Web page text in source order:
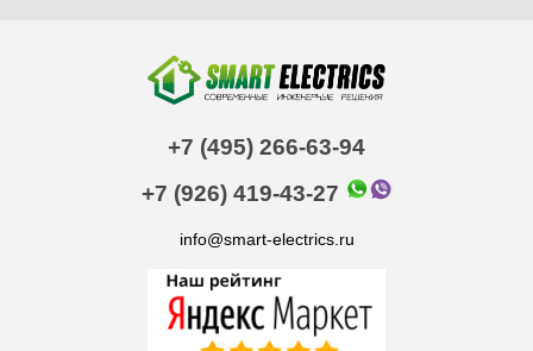
+7 (495) 266-63-94
+7 (926) 419-43-27
info@smart-electrics.ru